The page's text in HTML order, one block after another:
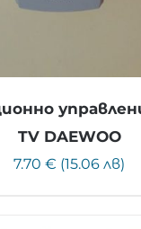
TV DAEWOO
7.70 € (15.06 лв)